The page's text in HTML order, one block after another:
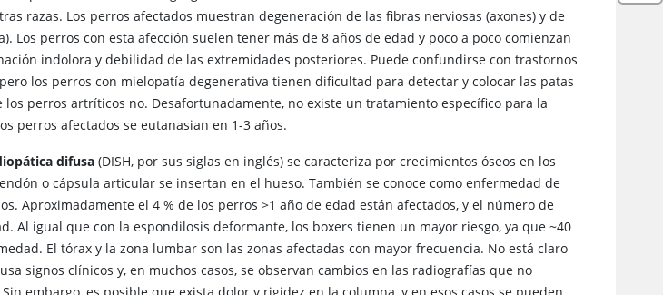
razas. Los perros afectados muestran degeneración de las fibras nerviosas (axones) y de
Los perros con esta afección suelen tener más de 8 años de edad y poco a poco comienzan
indolora y debilidad de las extremidades posteriores. Puede confundirse con trastornos
los perros con mielopatía degenerativa tienen dificultad para detectar y colocar las patas
perros artríticos no. Desafortunadamente, no existe un tratamiento específico para la
perros afectados se eutanasian en 1-3 años.
difusa (DISH, por sus siglas en inglés) se caracteriza por crecimientos óseos en los
o cápsula articular se insertan en el hueso. También se conoce como enfermedad de
Aproximadamente el 4 % de los perros >1 año de edad están afectados, y el número de
Al igual que con la espondilosis deformante, los boxers tienen un mayor riesgo, ya que ~40
El tórax y la zona lumbar son las zonas afectadas con mayor frecuencia. No está claro
signos clínicos y, en muchos casos, se observan cambios en las radiografías que no